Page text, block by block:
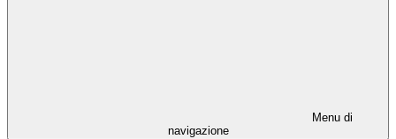
Menu di
navigazione